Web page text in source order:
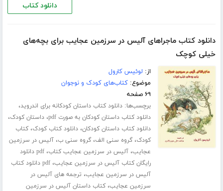
دانلود کتاب
دانلود کتاب ماجراهای آلیس در سرزمین عجایب برای بچه‌های
خیلی کوچک
از: لوئیس کارول
موضوع:کتاب‌های کودک و نوجوان
۶۹ صفحه
برچسب‌ها:دانلود کتاب داستان کودکانه برای اندروید،
دانلود کتاب داستان کودکان به صورت pdf ،داستان کودک،
دانلود کتاب داستان کودکان،دانلود کتاب کودک،کتاب
کودک،گروه سنی الف،گروه سنی ب،آلیس در سرزمین
عجایب،آلیس در سرزمین عجایب کتاب،
pdf دانلود
رایگان کتاب آلیس در سرزمین عجایب،
pdf دانلود کتاب
آلیس در سرزمین عجایب، ترجمه های آلیس در
سرزمین عجایب،کتاب داستان آلیس در سرزمین